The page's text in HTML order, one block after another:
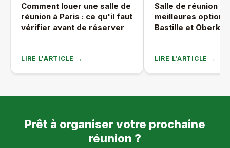
Comment louer une salle de
réunion à Paris : ce qu'il faut
vérifier avant de réserver
LIRE L'ARTICLE →
Salle de réunion
meilleures
Bastille et
LIRE L'ARTICLE →
Prêt à organiser votre prochaine
réunion ?